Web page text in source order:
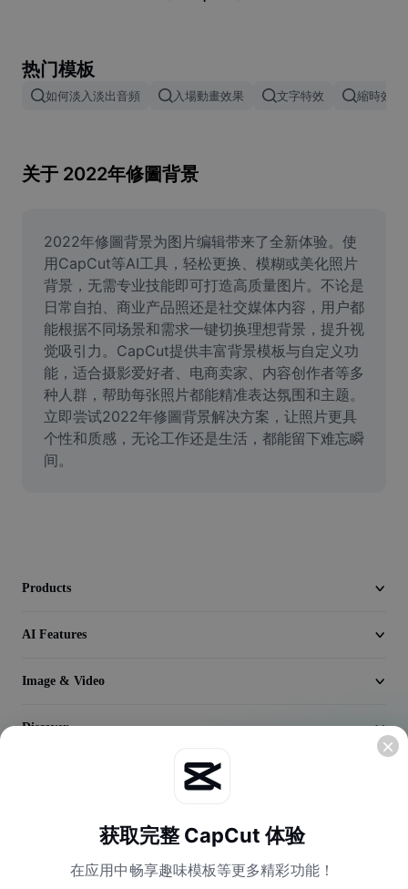
Remove image BG
Image Enhancer
Online Photo Editor
Meme Generator
AI Text Remover
AI People Remover
AI Inpainting
Face Cutout
Add Subtitles To Video
Video Converter
More
热门模板
如何淡入淡出音頻 入場動畫效果 文字特效 縮時效果
关于 2022年修圖背景
2022年修圖背景为图片编辑带来了全新体验。使
用CapCut等AI工具，轻松更换、模糊或美化照片
背景，无需专业技能即可打造高质量图片。不论是
日常自拍、商业产品照还是社交媒体内容，用户都
能根据不同场景和需求一键切换理想背景，提升视
觉吸引力。CapCut提供丰富背景模板与自定义功
能，适合摄影爱好者、电商卖家、内容创作者等多
种人群，帮助每张照片都能精准表达氛围和主题。
立即尝试2022年修圖背景解决方案，让照片更具
个性和质感，无论工作还是生活，都能留下难忘瞬
间。
Products
AI Features
Image & Video
Discover
获取完整 CapCut 体验
在应用中畅享趣味模板等更多精彩功能！